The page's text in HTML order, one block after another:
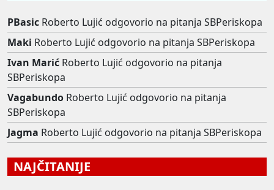
PBasic Roberto Lujić odgovorio na pitanja SBPeriskopa
Maki Roberto Lujić odgovorio na pitanja SBPeriskopa
Ivan Marić Roberto Lujić odgovorio na pitanja
SBPeriskopa
Vagabundo Roberto Lujić odgovorio na pitanja
SBPeriskopa
Jagma Roberto Lujić odgovorio na pitanja SBPeriskopa
NAJČITANIJE